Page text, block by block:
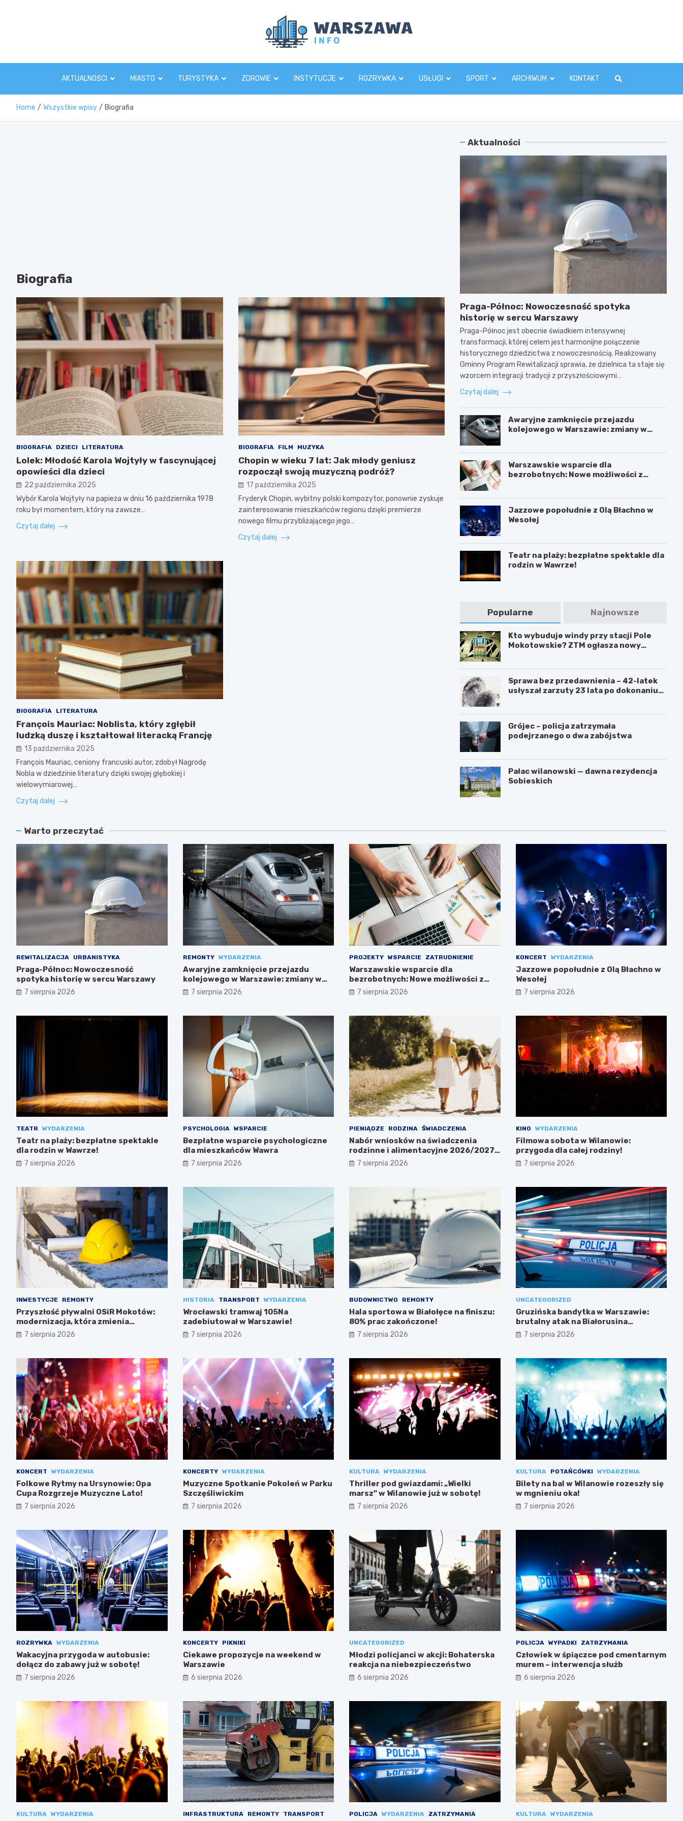
AKTUALNOŚCI MIASTO TURYSTYKA ZDROWIE INSTYTUCJE ROZRYWKA USŁUGI SPORT ARCHIWUM KONTAKT
Home Wszystkie wpisy Biografia
Biografia
BIOGRAFIA DZIECI LITERATURA
Lolek: Młodość Karola Wojtyły w fascynującej
opowieści dla dzieci
22 października 2025
Wybór Karola Wojtyły na papieża w dniu 16 października 1978
roku był momentem, który na zawsze…
Czytaj dalej
BIOGRAFIA FILM MUZYKA
Chopin w wieku 7 lat: Jak młody geniusz
rozpoczął swoją muzyczną podróż?
17 października 2025
Fryderyk Chopin, wybitny polski kompozytor, ponownie zyskuje
zainteresowanie mieszkańców regionu dzięki premierze
nowego filmu przybliżającego jego…
Czytaj dalej
BIOGRAFIA LITERATURA
François Mauriac: Noblista, który zgłębił
ludzką duszę i kształtował literacką Francję
13 października 2025
François Mauriac, ceniony francuski autor, zdobył Nagrodę
Nobla w dziedzinie literatury dzięki swojej głębokiej i
wielowymiarowej…
Czytaj dalej
Aktualności
Praga-Północ: Nowoczesność spotyka
historię w sercu Warszawy
Praga-Północ jest obecnie świadkiem intensywnej
transformacji, której celem jest harmonijne połączenie
historycznego dziedzictwa z nowoczesnością. Realizowany
Gminny Program Rewitalizacji sprawia, że dzielnica ta staje się
wzorcem integracji tradycji z przyszłościowymi…
Czytaj dalej
Awaryjne zamknięcie przejazdu
kolejowego w Warszawie: zmiany w
Warszawskie wsparcie dla
bezrobotnych: Nowe możliwości z
Jazzowe popołudnie z Olą Błachno w
Wesołej
Teatr na plaży: bezpłatne spektakle dla
rodzin w Wawrze!
Popularne Najnowsze
Kto wybuduje windy przy stacji Pole
Mokotowskie? ZTM ogłasza nowy
Sprawa bez przedawnienia – 42-latek
usłyszał zarzuty 23 lata po dokonaniu
Grójec – policja zatrzymała
podejrzanego o dwa zabójstwa
Pałac wilanowski — dawna rezydencja
Sobieskich
Warto przeczytać
REWITALIZACJA URBANISTYKA
Praga-Północ: Nowoczesność
spotyka historię w sercu Warszawy
7 sierpnia 2026
REMONTY WYDARZENIA
Awaryjne zamknięcie przejazdu
kolejowego w Warszawie: zmiany w
trasach mieszkańców
7 sierpnia 2026
PROJEKTY WSPARCIE ZATRUDNIENIE
Warszawskie wsparcie dla
bezrobotnych: Nowe możliwości z
projektem FEM III
7 sierpnia 2026
KONCERT WYDARZENIA
Jazzowe popołudnie z Olą Błachno w
Wesołej
7 sierpnia 2026
TEATR WYDARZENIA
Teatr na plaży: bezpłatne spektakle
dla rodzin w Wawrze!
7 sierpnia 2026
PSYCHOLOGIA WSPARCIE
Bezpłatne wsparcie psychologiczne
dla mieszkańców Wawra
7 sierpnia 2026
PIENIĄDZE RODZINA ŚWIADCZENIA
Nabór wniosków na świadczenia
rodzinne i alimentacyjne 2026/2027
już w lipcu!
7 sierpnia 2026
KINO WYDARZENIA
Filmowa sobota w Wilanowie:
przygoda dla całej rodziny!
7 sierpnia 2026
INWESTYCJE REMONTY
Przyszłość pływalni OSiR Mokotów:
modernizacja, która zmienia
wszystko
7 sierpnia 2026
HISTORIA TRANSPORT WYDARZENIA
Wrocławski tramwaj 105Na
zadebiutował w Warszawie!
7 sierpnia 2026
BUDOWNICTWO REMONTY
Hala sportowa w Białołęce na finiszu:
80% prac zakończone!
7 sierpnia 2026
UNCATEGORIZED
Gruzińska bandytka w Warszawie:
brutalny atak na Białorusina
zakończony aresztowaniem
7 sierpnia 2026
KONCERT WYDARZENIA
Folkowe Rytmy na Ursynowie: Opa
Cupa Rozgrzeje Muzyczne Lato!
7 sierpnia 2026
KONCERTY WYDARZENIA
Muzyczne Spotkanie Pokoleń w Parku
Szczęśliwickim
7 sierpnia 2026
KULTURA WYDARZENIA
Thriller pod gwiazdami: „Wielki
marsz” w Wilanowie już w sobotę!
7 sierpnia 2026
KULTURA POTAŃCÓWKI WYDARZENIA
Bilety na bal w Wilanowie rozeszły się
w mgnieniu oka!
7 sierpnia 2026
ROZRYWKA WYDARZENIA
Wakacyjna przygoda w autobusie:
dołącz do zabawy już w sobotę!
7 sierpnia 2026
KONCERTY PIKNIKI
Ciekawe propozycje na weekend w
Warszawie
6 sierpnia 2026
UNCATEGORIZED
Młodzi policjanci w akcji: Bohaterska
reakcja na niebezpieczeństwo
6 sierpnia 2026
POLICJA WYPADKI ZATRZYMANIA
Człowiek w śpiączce pod cmentarnym
murem – interwencja służb
6 sierpnia 2026
KULTURA WYDARZENIA INFRASTRUKTURA REMONTY TRANSPORT POLICJA WYDARZENIA ZATRZYMANIA KULTURA WYDARZENIA